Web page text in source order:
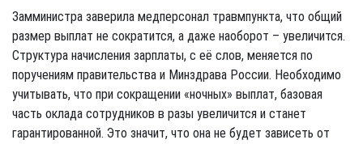
Замминистра заверила медперсонал травмпункта, что общий
размер выплат не сократится, а даже наоборот – увеличится.
Структура начисления зарплаты, с её слов, меняется по
поручениям правительства и Минздрава России. Необходимо
учитывать, что при сокращении «ночных» выплат, базовая
часть оклада сотрудников в разы увеличится и станет
гарантированной. Это значит, что она не будет зависеть от